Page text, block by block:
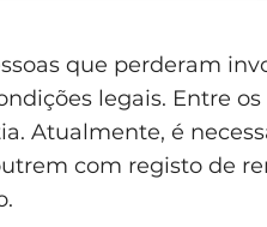
que perderam
legais. Entre
Atualmente, é
com registo de